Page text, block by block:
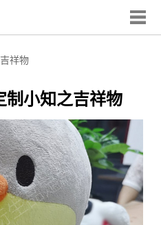
祥物
制小知之吉祥物